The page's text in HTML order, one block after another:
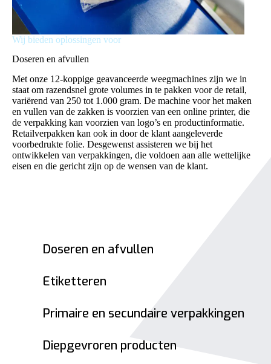
Wij bieden oplossingen voor
Doseren en afvullen
Met onze 12-koppige geavanceerde weegmachines zijn we in
staat om razendsnel grote volumes in te pakken voor de retail,
variërend van 250 tot 1.000 gram. De machine voor het maken
en vullen van de zakken is voorzien van een online printer, die
de verpakking kan voorzien van logo’s en productinformatie.
Retailverpakken kan ook in door de klant aangeleverde
voorbedrukte folie. Desgewenst assisteren we bij het
ontwikkelen van verpakkingen, die voldoen aan alle wettelijke
eisen en die gericht zijn op de wensen van de klant.
Doseren en afvullen
Etiketteren
Primaire en secundaire verpakkingen
Diepgevroren producten